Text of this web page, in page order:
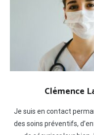
Clémence
Je suis en contact
des soins préventifs,